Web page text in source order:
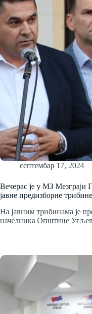
септембар 17, 2024
Вечерас је у MЗ Мезграји
јавне предизборнe трибине
На јавним трибинама је
начелника Општине